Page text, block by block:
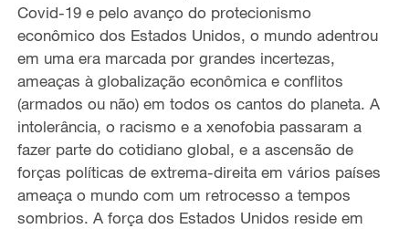
Covid-19 e pelo avanço do protecionismo
econômico dos Estados Unidos, o mundo adentrou
em uma era marcada por grandes incertezas,
ameaças à globalização econômica e conflitos
(armados ou não) em todos os cantos do planeta. A
intolerância, o racismo e a xenofobia passaram a
fazer parte do cotidiano global, e a ascensão de
forças políticas de extrema-direita em vários países
ameaça o mundo com um retrocesso a tempos
sombrios. A força dos Estados Unidos reside em